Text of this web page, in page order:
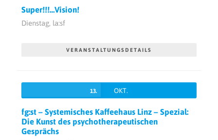
Super!!!…Vision!
Dienstag, la:sf
VERANSTALTUNGSDETAILS
13. OKT.
fg:st – Systemisches Kaffeehaus Linz – Spezial:
Die Kunst des psychotherapeutischen
Gesprächs